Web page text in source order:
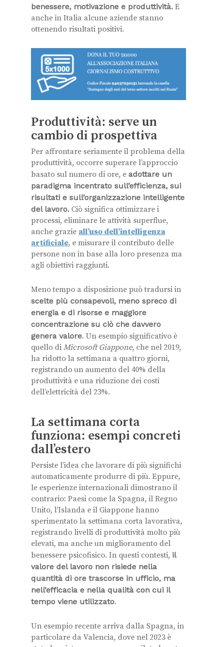
benessere, motivazione e produttività. E
anche in Italia alcune aziende stanno
ottenendo risultati positivi.
Produttività: serve un
cambio di prospettiva
Per affrontare seriamente il problema della
produttività, occorre superare l’approccio
basato sul numero di ore, e adottare un
paradigma incentrato sull’efficienza, sui
risultati e sull’organizzazione intelligente
del lavoro. Ciò significa ottimizzare i
processi, eliminare le attività superflue,
anche grazie all’uso dell’intelligenza
artificiale, e misurare il contributo delle
persone non in base alla loro presenza ma
agli obiettivi raggiunti.
Meno tempo a disposizione può tradursi in
scelte più consapevoli, meno spreco di
energia e di risorse e maggiore
concentrazione su ciò che davvero
genera valore. Un esempio significativo è
quello di Microsoft Giappone, che nel 2019,
ha ridotto la settimana a quattro giorni,
registrando un aumento del 40% della
produttività e una riduzione dei costi
dell’elettricità del 23%.
La settimana corta
funziona: esempi concreti
dall’estero
Persiste l’idea che lavorare di più significhi
automaticamente produrre di più. Eppure,
le esperienze internazionali dimostrano il
contrario: Paesi come la Spagna, il Regno
Unito, l’Islanda e il Giappone hanno
sperimentato la settimana corta lavorativa,
registrando livelli di produttività molto più
elevati, ma anche un miglioramento del
benessere psicofisico. In questi contesti, il
valore del lavoro non risiede nella
quantità di ore trascorse in ufficio, ma
nell’efficacia e nella qualità con cui il
tempo viene utilizzato.
Un esempio recente arriva dalla Spagna, in
particolare da Valencia, dove nel 2023 è